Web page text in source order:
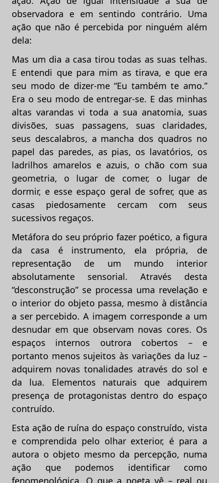
observadora e em sentindo contrário. Uma
ação que não é percebida por ninguém além
dela:
Mas um dia a casa tirou todas as suas telhas.
E entendi que para mim as tirava, e que era
seu modo de dizer-me “Eu também te amo.”
Era o seu modo de entregar-se. E das minhas
altas varandas vi toda a sua anatomia, suas
divisões, suas passagens, suas claridades,
seus descalabros, a mancha dos quadros no
papel das paredes, as pias, os lavatórios, os
ladrilhos amarelos e azuis, o chão com sua
geometria, o lugar de comer, o lugar de
dormir, e esse espaço geral de sofrer, que as
casas piedosamente cercam com seus
sucessivos regaços.
Metáfora do seu próprio fazer poético, a figura
da casa é instrumento, ela própria, de
representação de um mundo interior
absolutamente sensorial. Através desta
“desconstrução” se processa uma revelação e
o interior do objeto passa, mesmo à distância
a ser percebido. A imagem corresponde a um
desnudar em que observam novas cores. Os
espaços internos outrora cobertos – e
portanto menos sujeitos às variações da luz –
adquirem novas tonalidades através do sol e
da lua. Elementos naturais que adquirem
presença de protagonistas dentro do espaço
contruído.
Esta ação de ruína do espaço construído, vista
e comprendida pelo olhar exterior, é para a
autora o objeto mesmo da percepção, numa
ação que podemos identificar como
fenomenológica. O que a poeta vê – real ou